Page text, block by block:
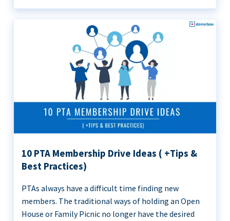
10 PTA Membership Drive Ideas ( +Tips &
Best Practices)
PTAs always have a difficult time finding new
members. The traditional ways of holding an Open
House or Family Picnic no longer have the desired